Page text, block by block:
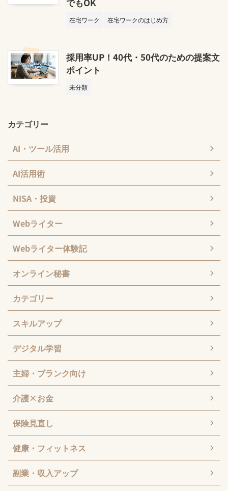
在宅ワーク 在宅ワークのはじめ方
採用率UP！40代・50代のための提案文
ポイント
未分類
カテゴリー
AI・ツール活用
AI活用術
NISA・投資
Webライター
Webライター体験記
オンライン秘書
カテゴリー
スキルアップ
デジタル学習
主婦・ブランク向け
介護×お金
保険見直し
健康・フィットネス
副業・収入アップ